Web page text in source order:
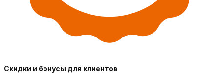
Скидки и бонусы для клиентов